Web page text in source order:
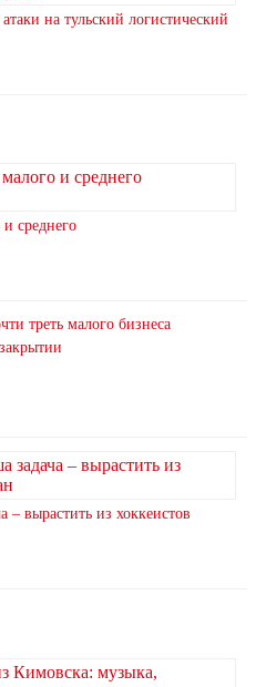
на тульский логистический
среднего
треть малого бизнеса
вырастить из хоккеистов